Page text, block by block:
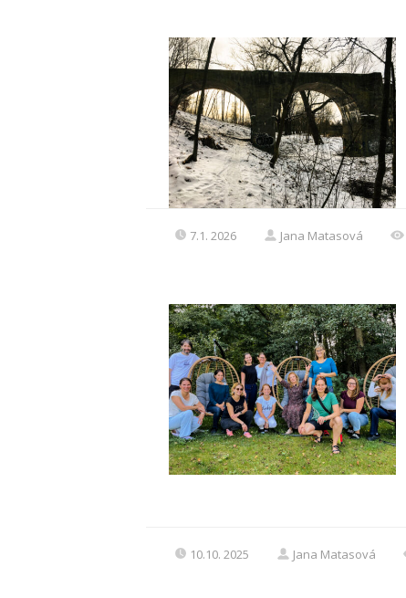
7.1. 2026 Jana Matasová
10.10. 2025 Jana Matasová